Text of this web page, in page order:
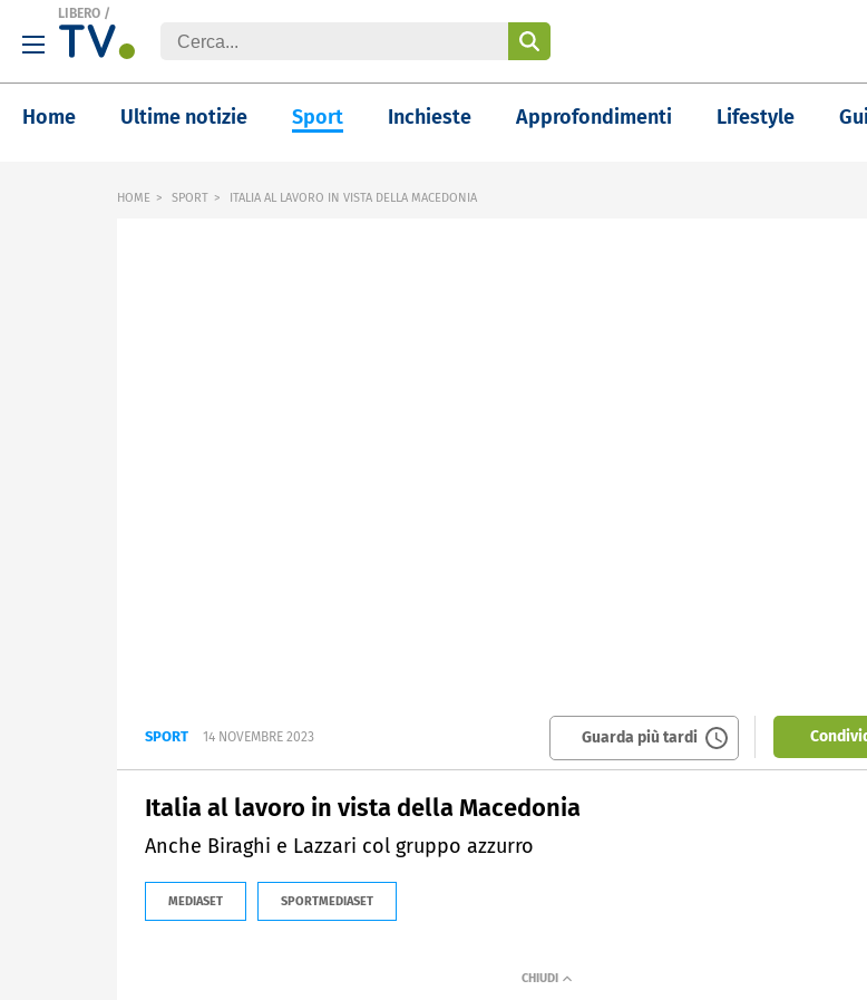
LIBERO /
Home Ultime notizie Sport Inchieste Approfondimenti Lifestyle
HOME SPORT ITALIA AL LAVORO IN VISTA DELLA MACEDONIA
SPORT 14 NOVEMBRE 2023 Guarda più tardi
Italia al lavoro in vista della Macedonia
Anche Biraghi e Lazzari col gruppo azzurro
MEDIASET SPORTMEDIASET